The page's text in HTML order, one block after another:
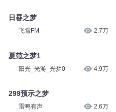
日晷之梦
飞雪FM 2.7万
夏范之梦1
阳光_光游_光梦0 4.9万
299预示之梦
雷鸣有声 2.6万